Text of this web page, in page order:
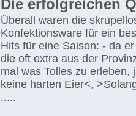
Die erfolgreichen
Überall waren die
Konfektionsware für ein
Hits für eine Saison: - da
die oft extra aus der
mal was Tolles zu
keine harten Eier<,
.....